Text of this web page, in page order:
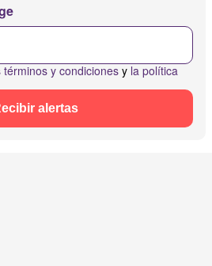
términos y condiciones y la política
alertas